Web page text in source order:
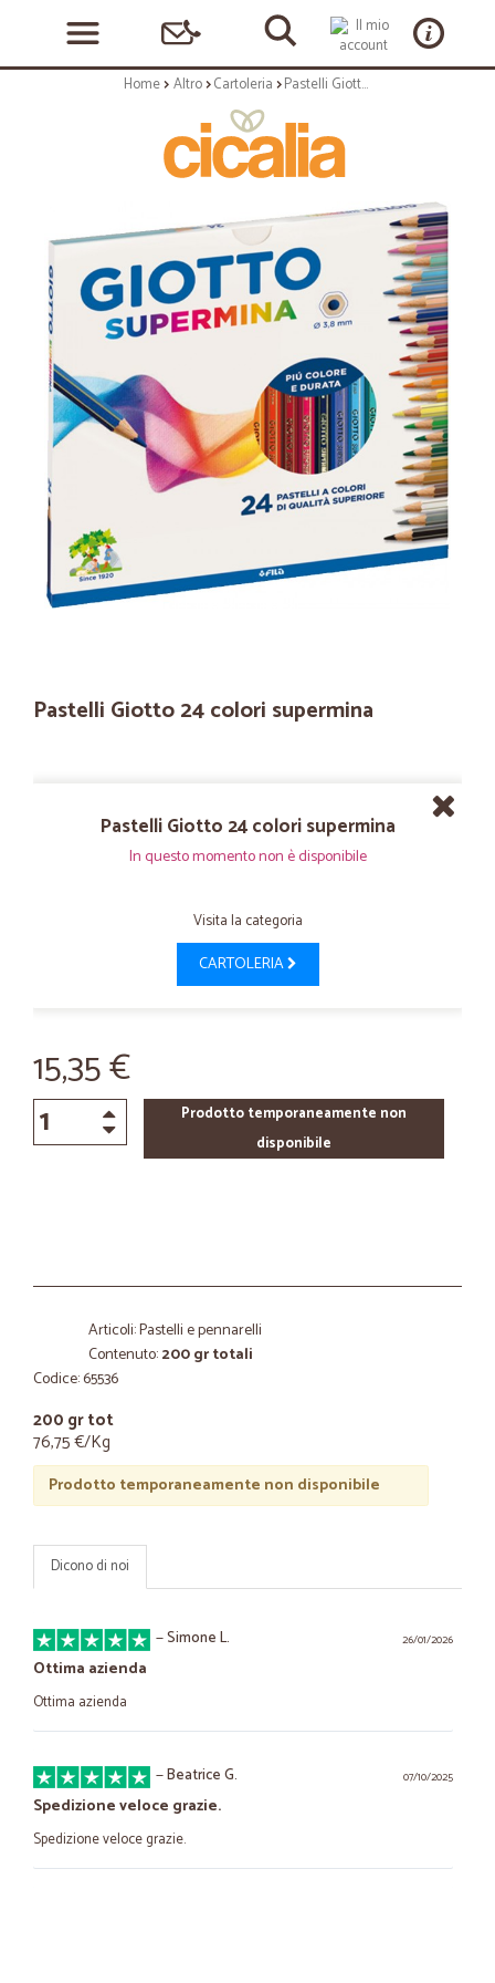
Home Altro Cartoleria Pastelli Giotto 24 colori supermina
Pastelli Giotto 24 colori supermina
Pastelli Giotto 24 colori supermina
In questo momento non è disponibile
Visita la categoria
CARTOLERIA
15,35 €
Prodotto temporaneamente non
disponibile
Articoli: Pastelli e pennarelli
Contenuto:200 gr totali
Codice: 65536
200 gr tot
76,75 €/Kg
Prodotto temporaneamente non disponibile
Dicono di noi
26/01/2026
—Simone L.
Ottima azienda
Ottima azienda
07/10/2025
—Beatrice G.
Spedizione veloce grazie.
Spedizione veloce grazie.